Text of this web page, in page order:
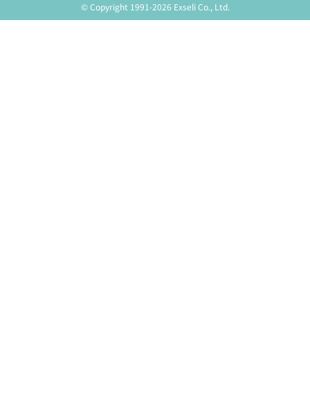
© Copyright 1991-2026 Exseli Co., Ltd.